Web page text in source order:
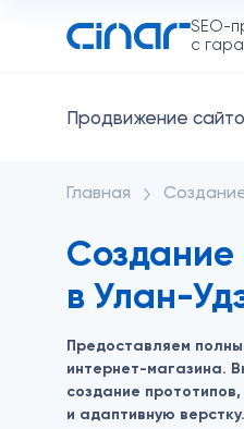
SEO-
с
Продвижение
Главная
Создание
в Улан-
Предоставляем
интернет-магазина.
создание
и адаптивную верстку.